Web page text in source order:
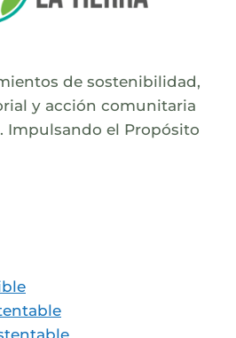
de sostenibilidad,
y acción comunitaria
Impulsando el Propósito